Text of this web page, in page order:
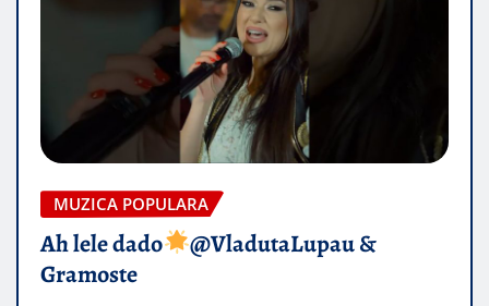
MUZICA POPULARA
Ah lele dado​
@VladutaLupau &
Gramoste